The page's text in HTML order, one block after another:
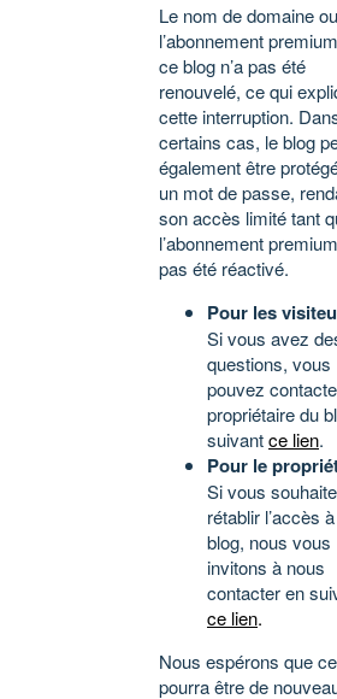
Le nom de domaine ou
l’abonnement
ce blog n’a pas été
renouvelé, ce qui
cette interruption.
certains cas, le blog
également être
un mot de passe,
son accès limité tant
l’abonnement
pas été réactivé.
Pour les
Si vous avez
questions, vous
pouvez
propriétaire du
suivantce lien.
Pour le
Si vous
rétablir l’accès
blog, nous vous
invitons à nous
contacter en
ce lien.
Nous espérons que
pourra être de